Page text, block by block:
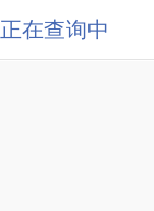
正在查询中